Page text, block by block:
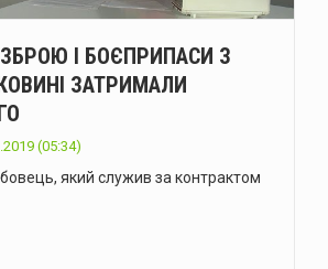
Стрільця, який поранив двох поліцейських на Буковині, взято під варту
На двох вулицях Чернівців тимчасово відсутнє водопостачання
І БОЄПРИПАСИ З
ЗАТРИМАЛИ
(05:34)
який служив за контрактом